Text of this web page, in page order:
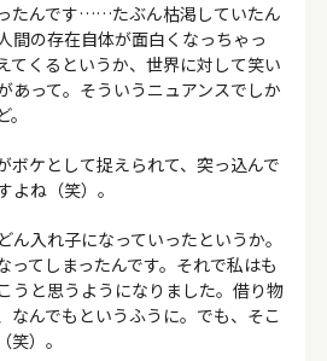
たんです……たぶん枯渇していたん
間の存在自体が面白くなっちゃっ
てくるというか、世界に対して笑い
あって。そういうニュアンスでしか
ボケとして捉えられて、突っ込んで
よね（笑）。
ん入れ子になっていったというか。
ってしまったんです。それで私はも
うと思うようになりました。借り物
なんでもというふうに。でも、そこ
）。